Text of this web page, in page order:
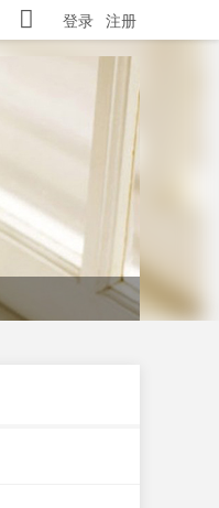
登录 注册